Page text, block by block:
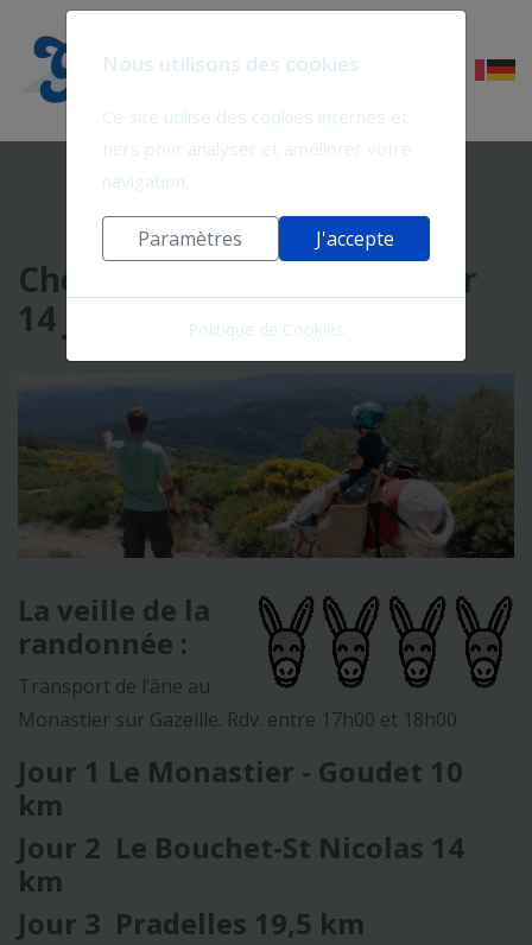
Chemin de Stevenson entier
14 jours - 14ST-1
La veille de la
randonnée :
Transport de l’âne au
Monastier sur Gazeille. Rdv. entre 17h00 et 18h00
Jour 1 Le Monastier - Goudet 10
km
Jour 2 Le Bouchet-St Nicolas 14
km
Jour 3 Pradelles 19,5 km
Nous utilisons des cookies
Ce site utilise des cookies internes et
tiers pour analyser et améliorer votre
navigation.
Paramètres J'accepte
Politique de Cookies